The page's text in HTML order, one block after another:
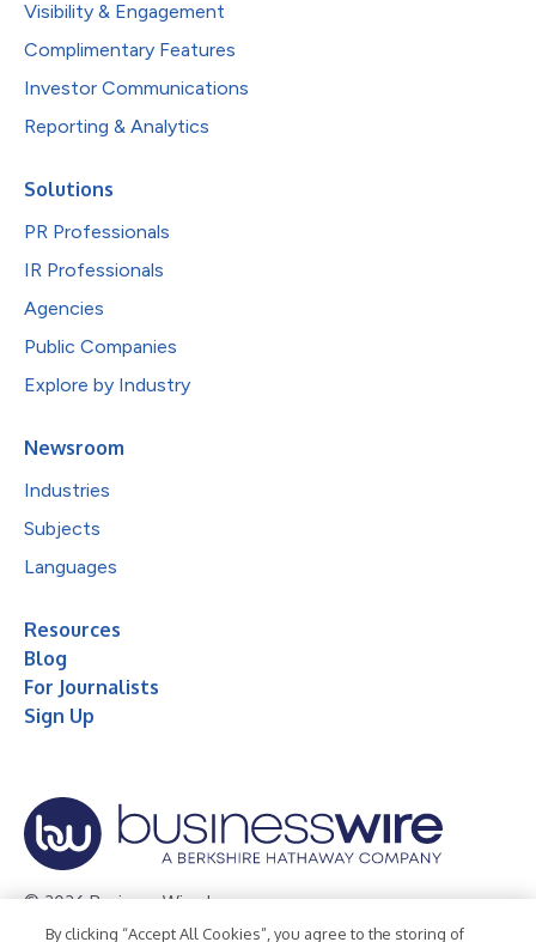
Visibility & Engagement
Complimentary Features
Investor Communications
Reporting & Analytics
Solutions
PR Professionals
IR Professionals
Agencies
Public Companies
Explore by Industry
Newsroom
Industries
Subjects
Languages
Resources
Blog
For Journalists
Sign Up
© 2026 Business Wire, Inc.
By clicking “Accept All Cookies”, you agree to the storing of